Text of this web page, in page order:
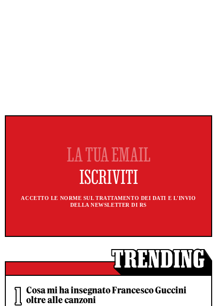
ACCETTO LE NORME SUL TRATTAMENTO DEI DATI E L'INVIO
DELLA NEWSLETTER DI RS
Cosa mi ha insegnato Francesco Guccini
oltre alle canzoni